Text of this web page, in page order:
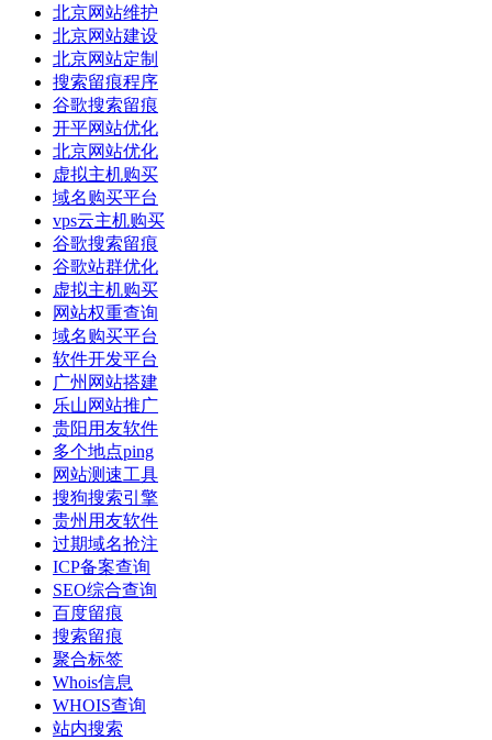
北京网站维护
北京网站建设
北京网站定制
搜索留痕程序
谷歌搜索留痕
开平网站优化
北京网站优化
虚拟主机购买
域名购买平台
vps云主机购买
谷歌搜索留痕
谷歌站群优化
虚拟主机购买
网站权重查询
域名购买平台
软件开发平台
广州网站搭建
乐山网站推广
贵阳用友软件
多个地点ping
网站测速工具
搜狗搜索引擎
贵州用友软件
过期域名抢注
ICP备案查询
SEO综合查询
百度留痕
搜索留痕
聚合标签
Whois信息
WHOIS查询
站内搜索